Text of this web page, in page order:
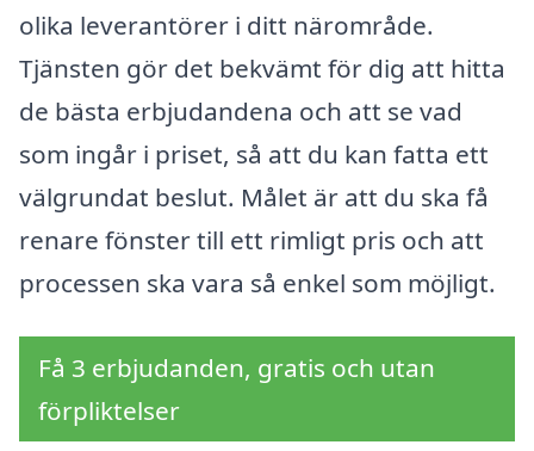
olika leverantörer i ditt närområde.
Tjänsten gör det bekvämt för dig att hitta
de bästa erbjudandena och att se vad
som ingår i priset, så att du kan fatta ett
välgrundat beslut. Målet är att du ska få
renare fönster till ett rimligt pris och att
processen ska vara så enkel som möjligt.
Få 3 erbjudanden, gratis och utan
förpliktelser